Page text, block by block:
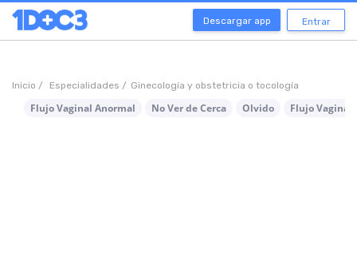
Descargar app Entrar
Inicio / Especialidades / Ginecología y obstetricia o tocología
Flujo Vaginal Anormal No Ver de Cerca Olvido Flujo Vaginal